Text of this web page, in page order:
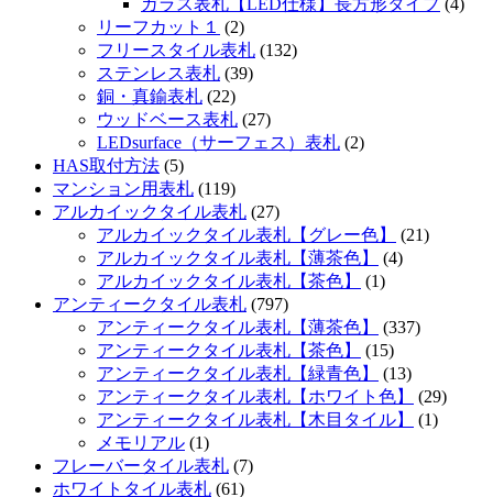
ガラス表札【LED仕様】長方形タイプ(4)
リーフカット１
(2)
フリースタイル表札 (132)
ステンレス表札 (39)
銅・真鍮表札 (22)
ウッドベース表札 (27)
LEDsurface（サーフェス）表札 (2)
HAS取付方法 (5)
マンション用表札 (119)
アルカイックタイル表札 (27)
アルカイックタイル表札【グレー色】
(21)
アルカイックタイル表札【薄茶色】
(4)
アルカイックタイル表札【茶色】
(1)
アンティークタイル表札 (797)
アンティークタイル表札【薄茶色】
(337)
アンティークタイル表札【茶色】
(15)
アンティークタイル表札【緑青色】
(13)
アンティークタイル表札【ホワイト色】
(29)
アンティークタイル表札【木目タイル】
(1)
メモリアル (1)
フレーバータイル表札 (7)
ホワイトタイル表札 (61)